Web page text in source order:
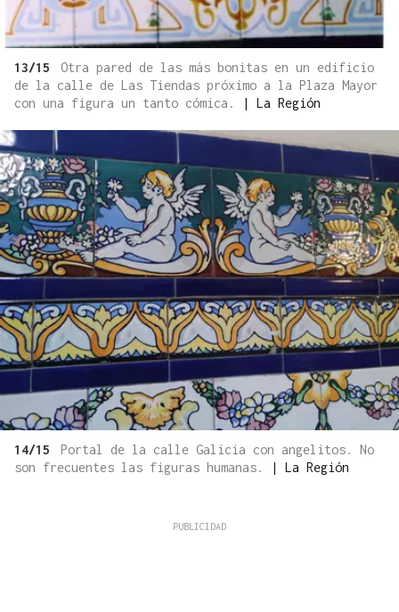
13/15
Otra pared de las más bonitas en un edificio
de la calle de Las Tiendas próximo a la Plaza Mayor
con una figura un tanto cómica.
| La Región
14/15
Portal de la calle Galicia con angelitos. No
son frecuentes las figuras humanas.
| La Región